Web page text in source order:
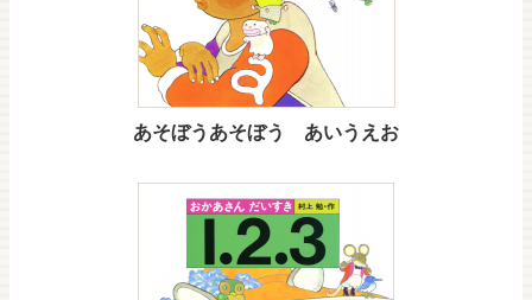
あそぼうあそぼう あいうえお